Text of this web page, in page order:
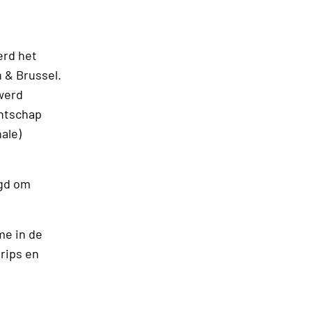
het
& Brussel.
om
in de
en